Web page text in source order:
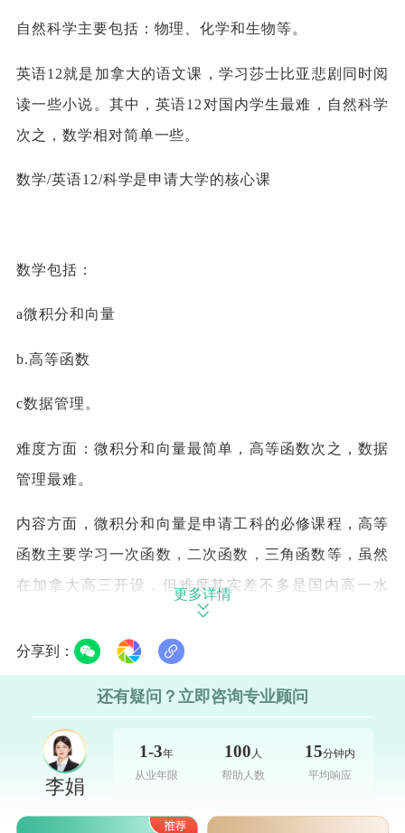
自然科学主要包括：物理、化学和生物等。
英语12就是加拿大的语文课，学习莎士比亚悲剧同时阅
读一些小说。其中，英语12对国内学生最难，自然科学
次之，数学相对简单一些。
数学/英语12/科学是申请大学的核心课
数学包括：
a微积分和向量
b.高等函数
c数据管理。
难度方面：微积分和向量最简单，高等函数次之，数据
管理最难。
内容方面，微积分和向量是申请工科的必修课程，高等
函数主要学习一次函数，二次函数，三角函数等，虽然
在加拿大高三开设，但难度其实差不多是国内高一水
准；数据管理Data Management，课程学习内容主要为
概率论以及数据管理，Excel应用，很多同学在国内中
学时没有学过概率论，因此这门课最好在国内准备下，
这样到了加拿大就比较好通过了。
科学包括：物理、化学和生物等。最简单的是物理，学
习内容主要为运动学，力学，电场，磁场，光学，相对
论初步知识等，将来想读工程的学生必选。其次是化
更多详情
分享到：
还有疑问？立即咨询专业顾问
李娟
1-3年
从业年限
100 人
帮助人数
15分钟内
平均响应